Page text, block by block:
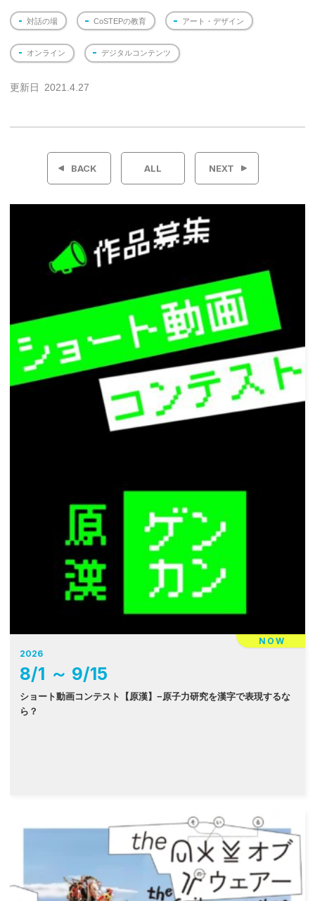
対話の場 CoSTEPの教育 アート・デザイン
オンライン デジタルコンテンツ
更新日 2021.4.27
投
ョ
ン
BACK ALL NEXT
NOW
2026
8/1 ～ 9/15
ショート動画コンテスト【原漢】−原子力研究を漢字で表現するな
ら？